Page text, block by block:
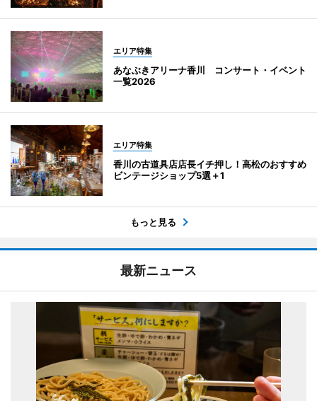
エリア特集
あなぶきアリーナ香川 コンサート・イベント
一覧2026
エリア特集
香川の古道具店店長イチ押し！高松のおすすめ
ビンテージショップ5選＋1
もっと見る
最新ニュース